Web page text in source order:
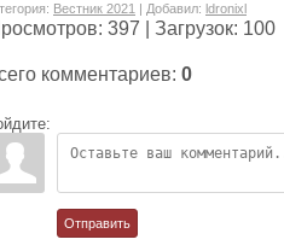
: Вестник 2021 | Добавил: ldronixl
: 397 Загрузок: 100
комментариев: 0
Отправить